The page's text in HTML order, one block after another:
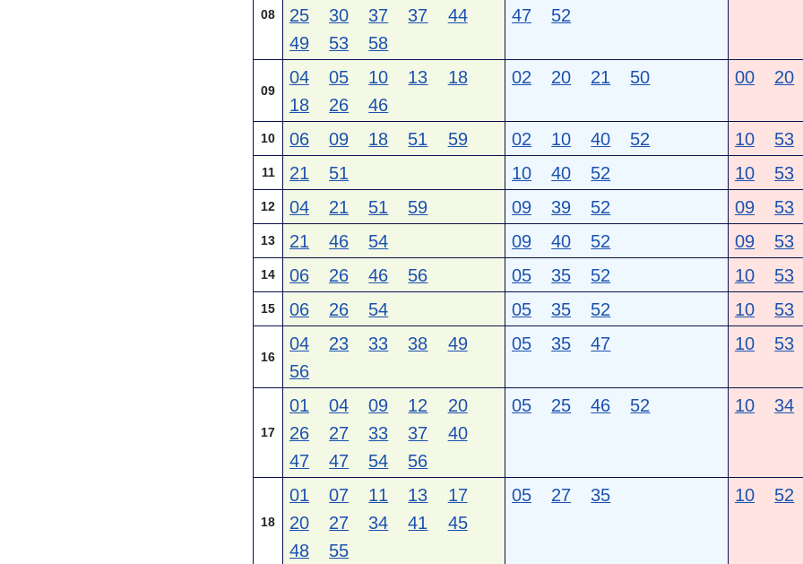
08
25
30 37 37
44
49
53 58
47
52
09
04 05 10 13
18
18
26 46
02 20 21 50 00 20
10 06 09 18 51 59 02 10 40 52 10 53
11 21 51 10 40 52 10 53
12 04 21 51 59 09 39 52 09 53
13 21 46 54 09 40 52 09 53
14 06 26 46 56 05 35 52 10 53
15 06 26 54 05 35 52 10 53
16
04 23 33 38
49
56
05 35 47 10 53
17
01 04 09 12
20
26
27 33 37
40
47
47 54 56
05 25 46 52 10 34
18
01 07 11 13
17
20
27 34 41
45
48
55
05 27 35 10 52